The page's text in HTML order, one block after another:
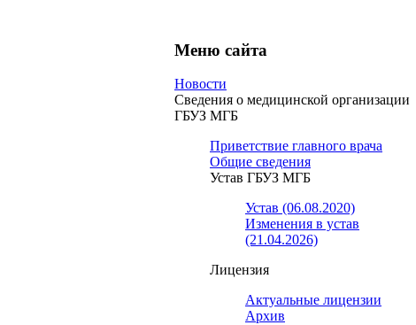
Меню сайта
Новости
Сведения о медицинской организации
ГБУЗ МГБ
Приветствие главного врача
Общие сведения
Устав ГБУЗ МГБ
Устав (06.08.2020)
Изменения в устав
(21.04.2026)
Лицензия
Актуальные лицензии
Архив